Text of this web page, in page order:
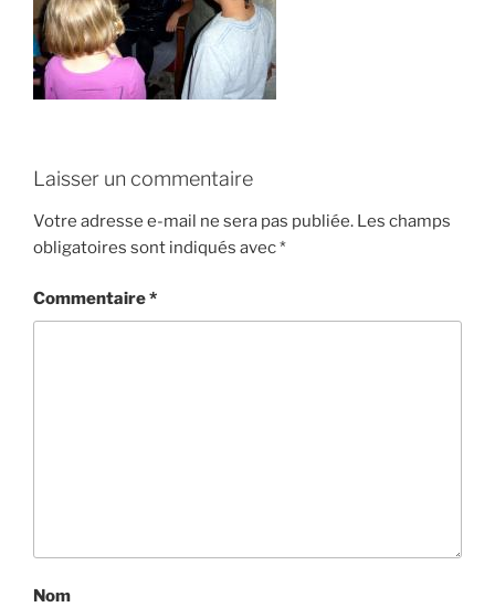
Laisser un commentaire
Votre adresse e-mail ne sera pas publiée. Les champs
obligatoires sont indiqués avec*
Commentaire*
Nom